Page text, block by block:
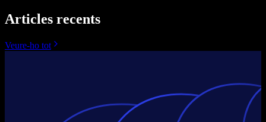
Articles recents
Veure-ho tot